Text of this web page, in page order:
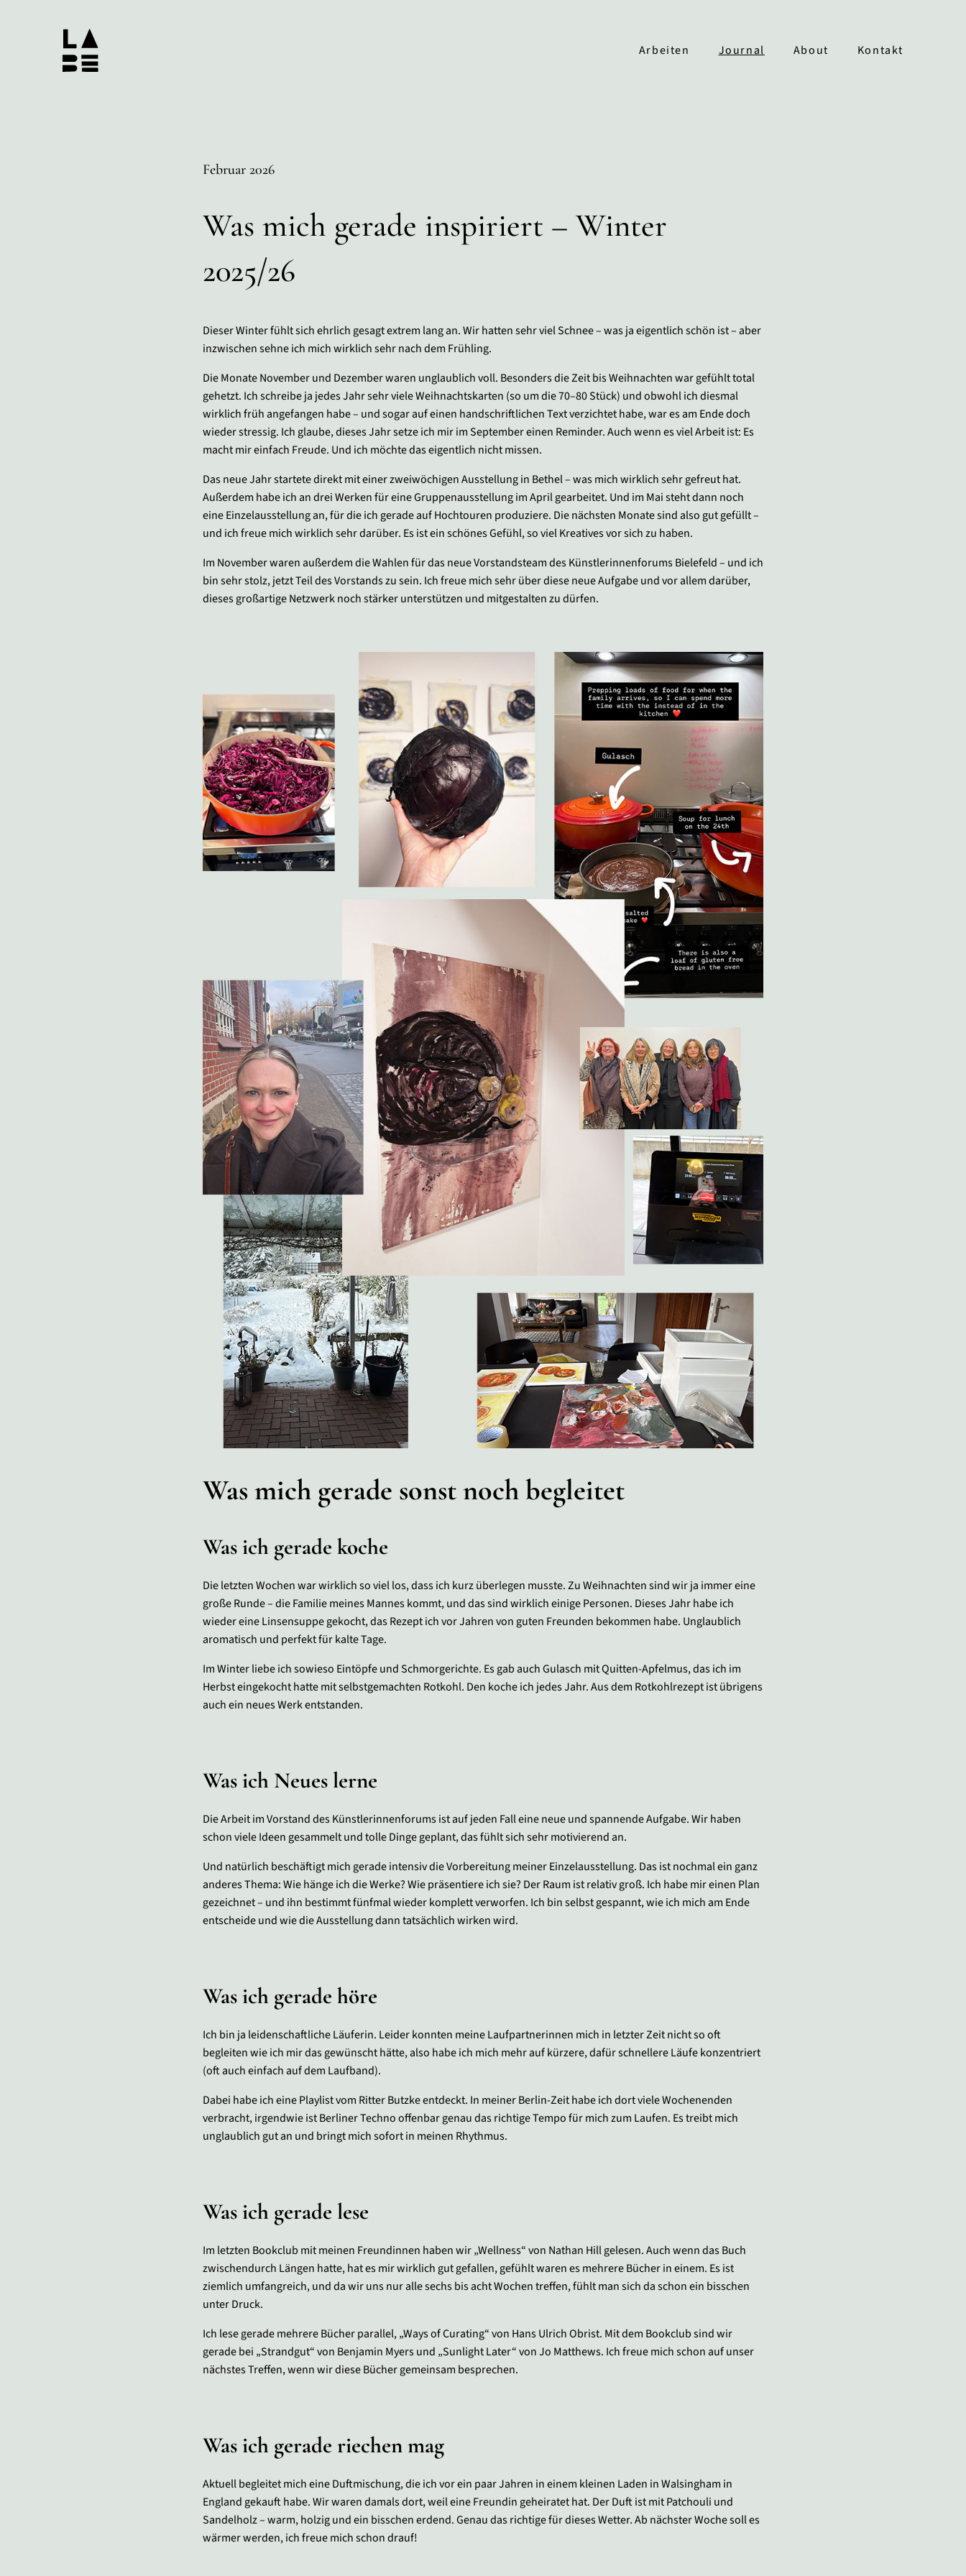
Arbeiten Journal About Kontakt
Februar 2026
Was mich gerade inspiriert – Winter
2025/26
Dieser Winter fühlt sich ehrlich gesagt extrem lang an. Wir hatten sehr viel Schnee – was ja eigentlich schön ist – aber
inzwischen sehne ich mich wirklich sehr nach dem Frühling.
Die Monate November und Dezember waren unglaublich voll. Besonders die Zeit bis Weihnachten war gefühlt total
gehetzt. Ich schreibe ja jedes Jahr sehr viele Weihnachtskarten (so um die 70–80 Stück) und obwohl ich diesmal
wirklich früh angefangen habe – und sogar auf einen handschriftlichen Text verzichtet habe, war es am Ende doch
wieder stressig. Ich glaube, dieses Jahr setze ich mir im September einen Reminder. Auch wenn es viel Arbeit ist: Es
macht mir einfach Freude. Und ich möchte das eigentlich nicht missen.
Das neue Jahr startete direkt mit einer zweiwöchigen Ausstellung in Bethel – was mich wirklich sehr gefreut hat.
Außerdem habe ich an drei Werken für eine Gruppenausstellung im April gearbeitet. Und im Mai steht dann noch
eine Einzelausstellung an, für die ich gerade auf Hochtouren produziere. Die nächsten Monate sind also gut gefüllt –
und ich freue mich wirklich sehr darüber. Es ist ein schönes Gefühl, so viel Kreatives vor sich zu haben.
Im November waren außerdem die Wahlen für das neue Vorstandsteam des Künstlerinnenforums Bielefeld – und ich
bin sehr stolz, jetzt Teil des Vorstands zu sein. Ich freue mich sehr über diese neue Aufgabe und vor allem darüber,
dieses großartige Netzwerk noch stärker unterstützen und mitgestalten zu dürfen.
Was mich gerade sonst noch begleitet
Was ich gerade koche
Die letzten Wochen war wirklich so viel los, dass ich kurz überlegen musste. Zu Weihnachten sind wir ja immer eine
große Runde – die Familie meines Mannes kommt, und das sind wirklich einige Personen. Dieses Jahr habe ich
wieder eine Linsensuppe gekocht, das Rezept ich vor Jahren von guten Freunden bekommen habe. Unglaublich
aromatisch und perfekt für kalte Tage.
Im Winter liebe ich sowieso Eintöpfe und Schmorgerichte. Es gab auch Gulasch mit Quitten-Apfelmus, das ich im
Herbst eingekocht hatte mit selbstgemachten Rotkohl. Den koche ich jedes Jahr. Aus dem Rotkohlrezept ist übrigens
auch ein neues Werk entstanden.
Was ich Neues lerne
Die Arbeit im Vorstand des Künstlerinnenforums ist auf jeden Fall eine neue und spannende Aufgabe. Wir haben
schon viele Ideen gesammelt und tolle Dinge geplant, das fühlt sich sehr motivierend an.
Und natürlich beschäftigt mich gerade intensiv die Vorbereitung meiner Einzelausstellung. Das ist nochmal ein ganz
anderes Thema: Wie hänge ich die Werke? Wie präsentiere ich sie? Der Raum ist relativ groß. Ich habe mir einen Plan
gezeichnet – und ihn bestimmt fünfmal wieder komplett verworfen. Ich bin selbst gespannt, wie ich mich am Ende
entscheide und wie die Ausstellung dann tatsächlich wirken wird.
Was ich gerade höre
Ich bin ja leidenschaftliche Läuferin. Leider konnten meine Laufpartnerinnen mich in letzter Zeit nicht so oft
begleiten wie ich mir das gewünscht hätte, also habe ich mich mehr auf kürzere, dafür schnellere Läufe konzentriert
(oft auch einfach auf dem Laufband).
Dabei habe ich eine Playlist vom Ritter Butzke entdeckt. In meiner Berlin-Zeit habe ich dort viele Wochenenden
verbracht, irgendwie ist Berliner Techno offenbar genau das richtige Tempo für mich zum Laufen. Es treibt mich
unglaublich gut an und bringt mich sofort in meinen Rhythmus.
Was ich gerade lese
Im letzten Bookclub mit meinen Freundinnen haben wir „Wellness“ von Nathan Hill gelesen. Auch wenn das Buch
zwischendurch Längen hatte, hat es mir wirklich gut gefallen, gefühlt waren es mehrere Bücher in einem. Es ist
ziemlich umfangreich, und da wir uns nur alle sechs bis acht Wochen treffen, fühlt man sich da schon ein bisschen
unter Druck.
Ich lese gerade mehrere Bücher parallel, „Ways of Curating“ von Hans Ulrich Obrist. Mit dem Bookclub sind wir
gerade bei „Strandgut“ von Benjamin Myers und „Sunlight Later“ von Jo Matthews. Ich freue mich schon auf unser
nächstes Treffen, wenn wir diese Bücher gemeinsam besprechen.
Was ich gerade riechen mag
Aktuell begleitet mich eine Duftmischung, die ich vor ein paar Jahren in einem kleinen Laden in Walsingham in
England gekauft habe. Wir waren damals dort, weil eine Freundin geheiratet hat. Der Duft ist mit Patchouli und
Sandelholz – warm, holzig und ein bisschen erdend. Genau das richtige für dieses Wetter. Ab nächster Woche soll es
wärmer werden, ich freue mich schon drauf!